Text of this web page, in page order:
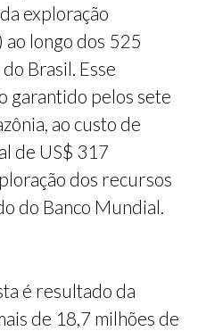
exploração
longo dos 525
Brasil. Esse
garantido pelos sete
ao custo de
de US$ 317
dos recursos
do Banco Mundial.
é resultado da
de 18,7 milhões de